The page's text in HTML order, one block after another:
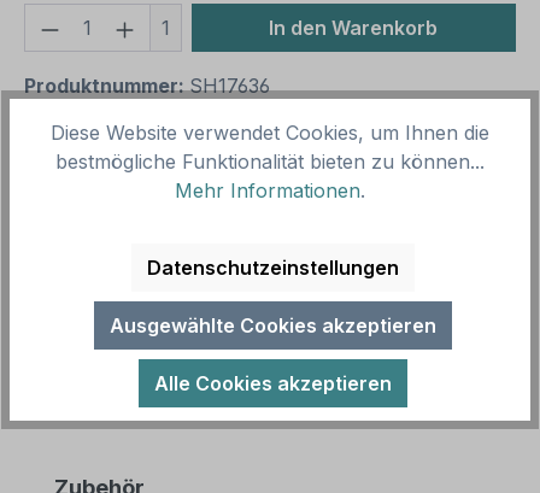
Produkt Anzahl: Gib den
1 In den Warenkorb
Produktnummer:SH17636
Zuhören. Dieses Schild kann auch in einer
individuellen Ausführungen für eine…Mehr
Produktgalerie überspringen
Zubehör
Diese Website verwendet Cookies, um Ihnen die
bestmögliche Funktionalität bieten zu können...
Mehr Informationen.
Datenschutzeinstellungen
Ausgewählte Cookies akzeptieren
Alle Cookies akzeptieren